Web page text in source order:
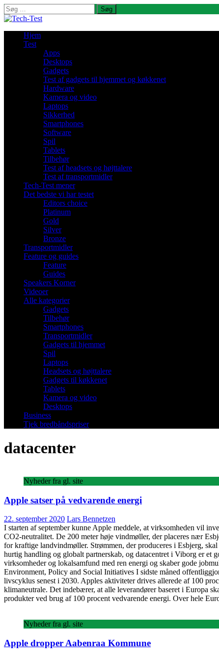
Søg
efter:
Hjem
Test
Apps
Desktops
Gadgets
Test af gadgets til hjemmet og køkkenet
Hardware
Kamera og video
Laptops
Sikkerhed
Smartphones
Software
Spil
Tablets
Tilbehør
Test af headsets og højttalere
Test af transportmidler
Tech-Test mener
Det bedste vi har testet
Editors choice
Platinum
Gold
Silver
Bronze
Transportmidler
Feature og guides
Feature
Guides
Speakers Korner
Videoer
Alle kategorier
Gadgets
Tilbehør
Smartphones
Transportmidler
Gadgets til hjemmet
Spil
Laptops
Headsets og højttalere
Gadgets til køkkenet
Tablets
Kamera og video
Desktops
Business
Tjek bredbåndspriser
datacenter
Nyheder fra gl. site
Apple satser på vedvarende energi
22. september 2020 Lars Bennetzen
I starten af september kunne Apple meddele, at virksomheden vil
CO2-neutralitet. De 200 meter høje vindmøller, der placeres nær
for kraftige landvindmøller. Strømmen, der produceres i Esbjerg,
hurtig handling og globalt partnerskab, og datacentret i Viborg er et
virksomheder og lokalsamfund med ren energi og skaber gode
Environment, Policy and Social Initiatives I sidste måned
livscyklus senest i 2030. Apples aktiviteter drives allerede af 100
klimaneutrale. Det indebærer, at alle leverandører baseret i Europa
produkter ved brug af 100 procent vedvarende energi. Over hele
Nyheder fra gl. site
Apple dropper Aabenraa Kommune